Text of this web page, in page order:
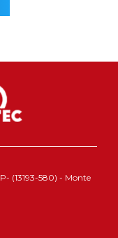
(13193-580) - Monte